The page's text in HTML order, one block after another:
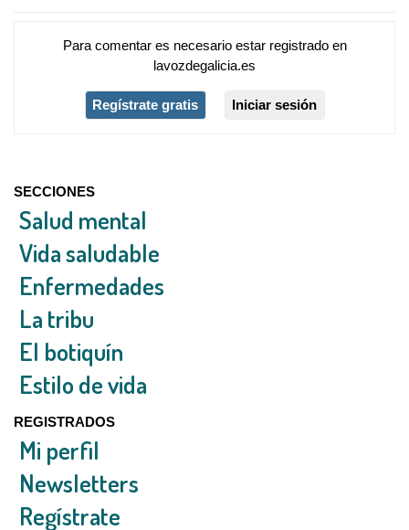
Para comentar es necesario estar registradoen
lavozdegalicia.es
Regístrate gratis Iniciar sesión
SECCIONES
Salud mental
Vida saludable
Enfermedades
La tribu
El botiquín
Estilo de vida
REGISTRADOS
Mi perfil
Newsletters
Regístrate